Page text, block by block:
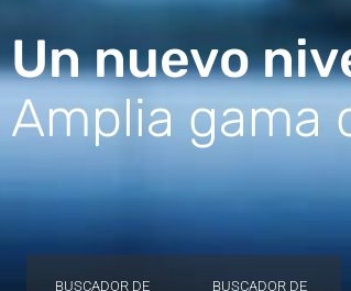
Un nuevo
Amplia gama
BUSCADOR DE BUSCADOR DE